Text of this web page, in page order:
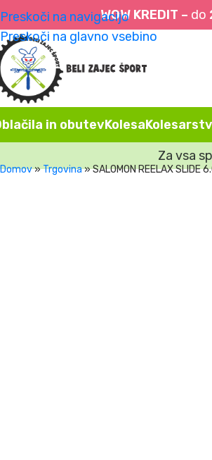
WOW KREDIT – do
Preskoči na navigacijo
Preskoči na glavno vsebino
in obutevKolesa
Za vsa
Domov»Trgovina»SALOMON REELAX